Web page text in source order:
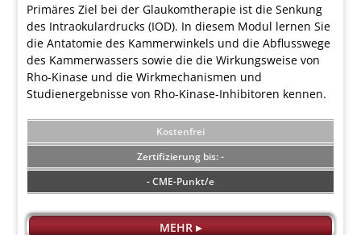
Primäres Ziel bei der Glaukomtherapie ist die Senkung
des Intraokulardrucks (IOD). In diesem Modul lernen Sie
die Antatomie des Kammerwinkels und die Abflusswege
des Kammerwassers sowie die die Wirkungsweise von
Rho-Kinase und die Wirkmechanismen und
Studienergebnisse von Rho-Kinase-Inhibitoren kennen.
Kostenfrei
-
- CME-Punkt/e
MEHR ▸